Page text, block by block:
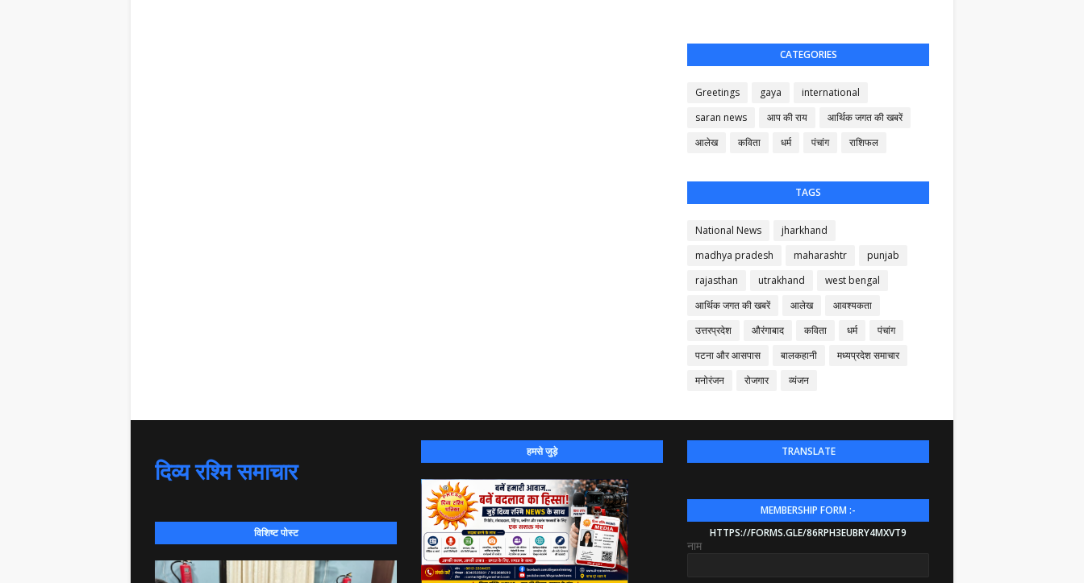
CATEGORIES
Greetings gaya
international
saran news
आप की राय
आर्थिक जगत की खबरें
आलेख
कविता धर्म पंचांग राशिफल
TAGS
National News
jharkhand
madhya pradesh
maharashtr
punjab
rajasthan
utrakhand
west bengal
आर्थिक जगत की खबरें
आलेख
आवश्यकता
उत्तरप्रदेश
औरंगाबाद कविता धर्म
पंचांग
पटना और आसपास
बालकहानी
मध्यप्रदेश समाचार
मनोरंजन
रोजगार व्यंजन
दिव्य रश्मि समाचार
विशिष्ट पोस्ट
हमसे जुड़े TRANSLATE
MEMBERSHIP FORM :-
HTTPS://FORMS.GLE/86RPH3EUBRY4MXVT9
नाम